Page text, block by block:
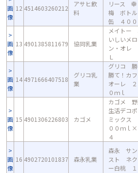
画
像
12 4514603260212
アサヒ飲
料
リース 幸
梅 ボトル
缶 ４００
画
像
13 4901385811679 協同乳業
メイトー
いしいメロ
ン・オレ
Ｌ
画
像
14 4971666407518
グリコ乳
業
グリコ 勝
勝て！カフ
オーレ ２
０ｍｌ
画
像
15 4901306226803 カゴメ
カゴメ 野
生活デコ
ミックス
００ｍｌ×
４
画
像
16 4902720101837 森永乳業
森永 サン
スト ネク
ー白桃 １